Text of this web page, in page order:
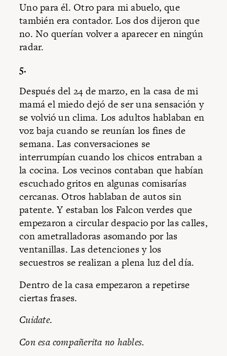
Uno para él. Otro para mi abuelo, que
también era contador. Los dos dijeron que
no. No querían volver a aparecer en ningún
radar.
5.
Después del 24 de marzo, en la casa de mi
mamá el miedo dejó de ser una sensación y
se volvió un clima. Los adultos hablaban en
voz baja cuando se reunían los fines de
semana. Las conversaciones se
interrumpían cuando los chicos entraban a
la cocina. Los vecinos contaban que habían
escuchado gritos en algunas comisarías
cercanas. Otros hablaban de autos sin
patente. Y estaban los Falcon verdes que
empezaron a circular despacio por las calles,
con ametralladoras asomando por las
ventanillas. Las detenciones y los
secuestros se realizan a plena luz del día.
Dentro de la casa empezaron a repetirse
ciertas frases.
Cuidate.
Con esa compañerita no hables.